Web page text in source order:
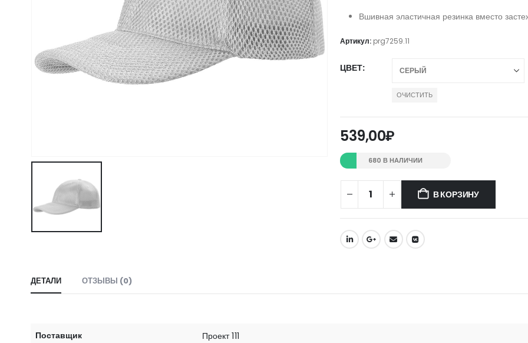
Вшивная эластичная резинка вместо
Артикул: prg7259.11
ЦВЕТ
ОЧИСТИТЬ
539,00₽
680 В НАЛИЧИИ
В КОРЗИНУ
ДЕТАЛИ ОТЗЫВЫ (0)
Поставщик Проект 111